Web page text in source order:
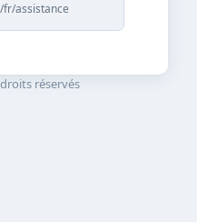
fr/assistance
réservés